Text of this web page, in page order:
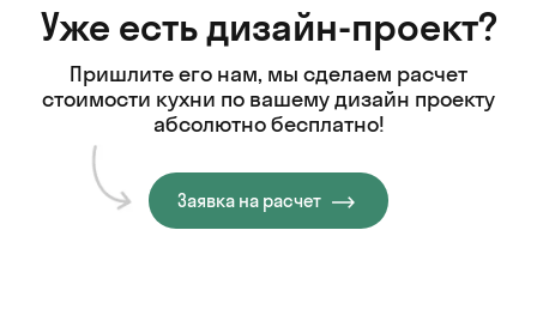
Уже есть дизайн-проект?
Пришлите его нам, мы сделаем расчет
стоимости кухни по вашему дизайн проекту
абсолютно бесплатно!
Заявка на расчет